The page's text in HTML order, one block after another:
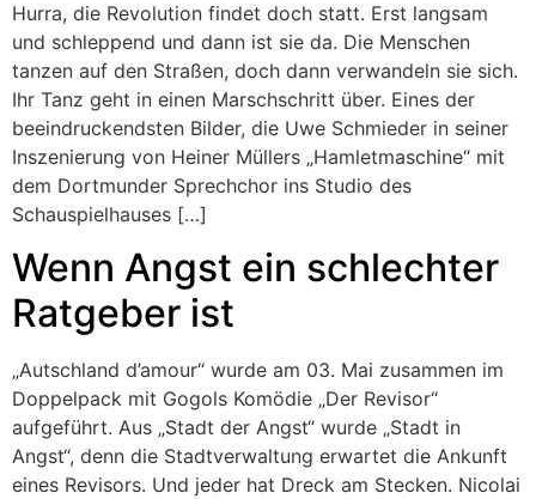
Hurra, die Revolution findet doch statt. Erst langsam
und schleppend und dann ist sie da. Die Menschen
tanzen auf den Straßen, doch dann verwandeln sie sich.
Ihr Tanz geht in einen Marschschritt über. Eines der
beeindruckendsten Bilder, die Uwe Schmieder in seiner
Inszenierung von Heiner Müllers „Hamletmaschine“ mit
dem Dortmunder Sprechchor ins Studio des
Schauspielhauses […]
Wenn Angst ein schlechter
Ratgeber ist
„Autschland d’amour“ wurde am 03. Mai zusammen im
Doppelpack mit Gogols Komödie „Der Revisor“
aufgeführt. Aus „Stadt der Angst“ wurde „Stadt in
Angst“, denn die Stadtverwaltung erwartet die Ankunft
eines Revisors. Und jeder hat Dreck am Stecken. Nicolai